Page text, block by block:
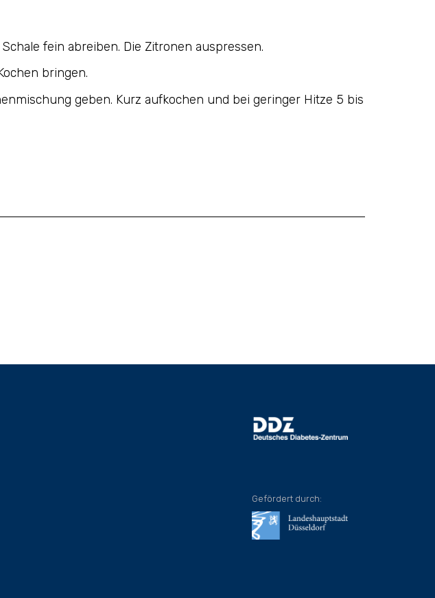
fein abreiben. Die Zitronen auspressen.
bringen.
geben. Kurz aufkochen und bei geringer Hitze 5 bis
Gefördert durch: